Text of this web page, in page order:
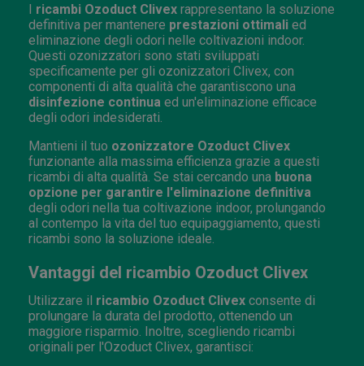
I ricambi Ozoduct Clivex rappresentano la soluzione
definitiva per mantenere prestazioni ottimali ed
eliminazione degli odori nelle coltivazioni indoor.
Questi ozonizzatori sono stati sviluppati
specificamente per gli ozonizzatori Clivex, con
componenti di alta qualità che garantiscono una
disinfezione continua ed un'eliminazione efficace
degli odori indesiderati.
Mantieni il tuo ozonizzatore Ozoduct Clivex
funzionante alla massima efficienza grazie a questi
ricambi di alta qualità. Se stai cercando una buona
opzione per garantire l'eliminazione definitiva
degli odori nella tua coltivazione indoor, prolungando
al contempo la vita del tuo equipaggiamento, questi
ricambi sono la soluzione ideale.
Vantaggi del ricambio Ozoduct Clivex
Utilizzare il ricambio Ozoduct Clivex consente di
prolungare la durata del prodotto, ottenendo un
maggiore risparmio. Inoltre, scegliendo ricambi
originali per l'Ozoduct Clivex, garantisci: